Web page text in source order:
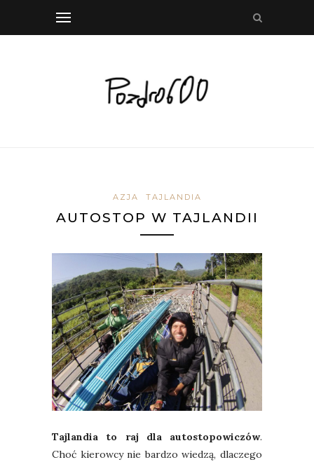
AZJA TAJLANDIA
AUTOSTOP W TAJLANDII
Tajlandia to raj dla autostopowiczów.
Choć kierowcy nie bardzo wiedzą, dlaczego